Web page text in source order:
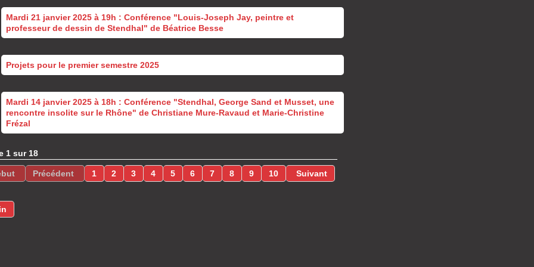
Mardi 21 janvier 2025 à 19h : Conférence "Louis-Joseph Jay, peintre et
professeur de dessin de Stendhal" de Béatrice Besse
Projets pour le premier semestre 2025
Mardi 14 janvier 2025 à 18h : Conférence "Stendhal, George Sand et Musset, une
rencontre insolite sur le Rhône" de Christiane Mure-Ravaud et Marie-Christine
Frézal
1 sur 18
1 2 3 4 5 6 7 8 9 10